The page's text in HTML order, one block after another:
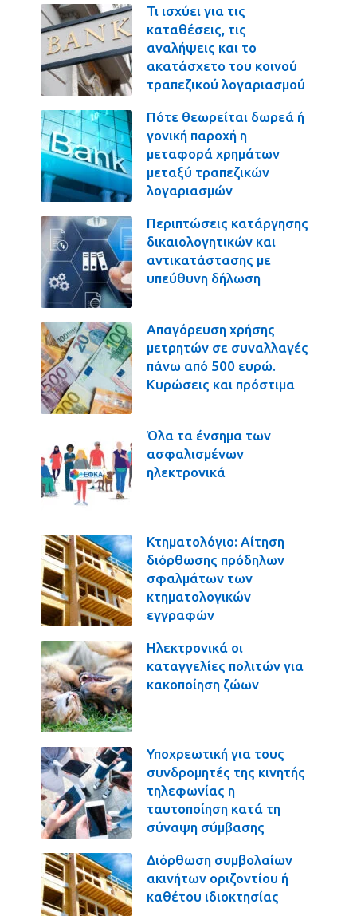
Τι ισχύει για τις
καταθέσεις, τις
αναλήψεις και το
ακατάσχετο του κοινού
τραπεζικού λογαριασμού
Πότε θεωρείται δωρεά ή
γονική παροχή η
μεταφορά χρημάτων
μεταξύ τραπεζικών
λογαριασμών
Περιπτώσεις κατάργησης
δικαιολογητικών και
αντικατάστασης με
υπεύθυνη δήλωση
Απαγόρευση χρήσης
μετρητών σε συναλλαγές
πάνω από 500 ευρώ.
Κυρώσεις και πρόστιμα
Όλα τα ένσημα των
ασφαλισμένων
ηλεκτρονικά
Κτηματολόγιο: Αίτηση
διόρθωσης πρόδηλων
σφαλμάτων των
κτηματολογικών
εγγραφών
Ηλεκτρονικά οι
καταγγελίες πολιτών για
κακοποίηση ζώων
Υποχρεωτική για τους
συνδρομητές της κινητής
τηλεφωνίας η
ταυτοποίηση κατά τη
σύναψη σύμβασης
Διόρθωση συμβολαίων
ακινήτων οριζοντίου ή
καθέτου ιδιοκτησίας